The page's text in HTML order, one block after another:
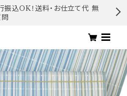
込OK！送料・お仕立て代 無
問